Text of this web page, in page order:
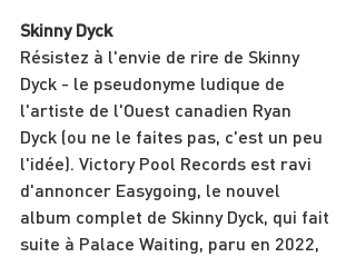
Skinny Dyck
Résistez à l'envie de rire de Skinny
Dyck - le pseudonyme ludique de
l'artiste de l'Ouest canadien Ryan
Dyck (ou ne le faites pas, c'est un peu
l'idée). Victory Pool Records est ravi
d'annoncer Easygoing, le nouvel
album complet de Skinny Dyck, qui fait
suite à Palace Waiting, paru en 2022,